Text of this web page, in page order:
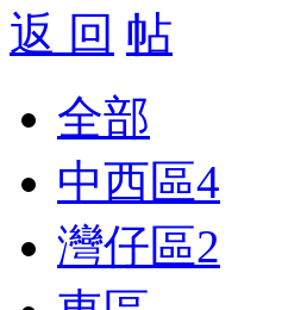
返 回
全部
中西區4
灣仔區2